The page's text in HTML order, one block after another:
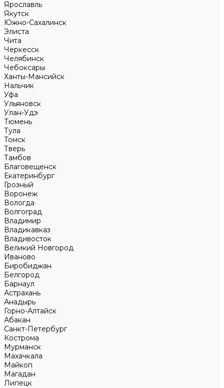
Ярославль
Якутск
Южно-Сахалинск
Элиста
Чита
Черкесск
Челябинск
Чебоксары
Ханты-Мансийск
Нальчик
Уфа
Ульяновск
Улан-Удэ
Тюмень
Тула
Томск
Тверь
Тамбов
Благовещенск
Екатеринбург
Грозный
Воронеж
Вологда
Волгоград
Владимир
Владикавказ
Владивосток
Великий Новгород
Иваново
Биробиджан
Белгород
Барнаул
Астрахань
Анадырь
Горно-Алтайск
Абакан
Санкт-Петербург
Кострома
Мурманск
Махачкала
Майкоп
Магадан
Липецк